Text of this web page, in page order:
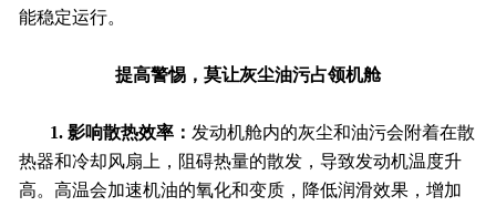
能稳定运行。
提高警惕，莫让灰尘油污占领机舱
1. 影响散热效率： 发动机舱内的灰尘和油污会附着在散
热器和冷却风扇上，阻碍热量的散发，导致发动机温度升
高。高温会加速机油的氧化和变质，降低润滑效果，增加